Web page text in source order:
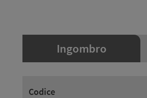
Ingombro
Codice